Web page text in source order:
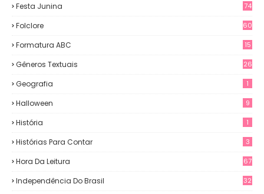
Festa Junina 74
Folclore 60
Formatura ABC 15
Gêneros Textuais 26
Geografia 1
Halloween 9
História 1
Histórias Para Contar 3
Hora Da Leitura 67
Independência Do Brasil 32